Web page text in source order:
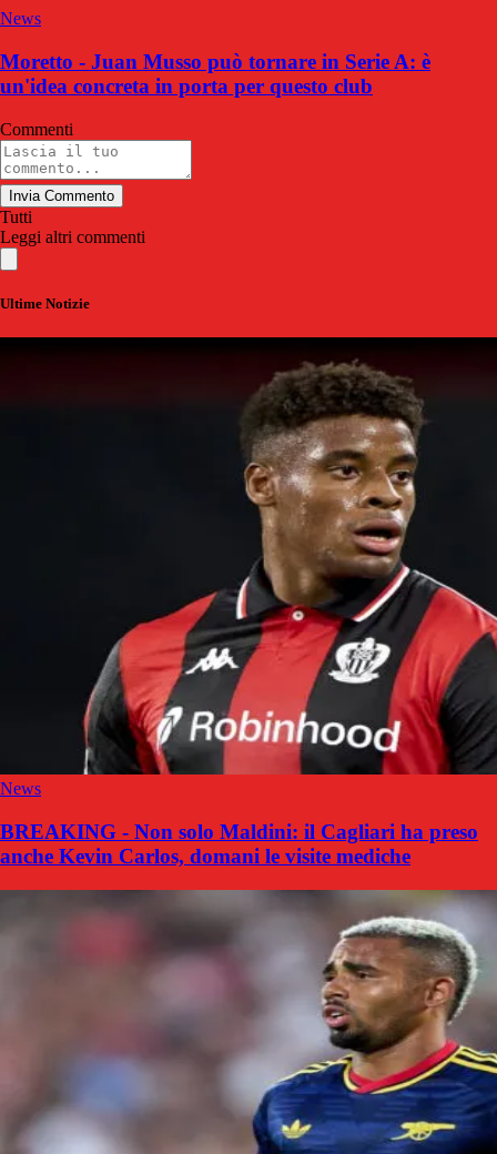
News
Moretto - Juan Musso può tornare in Serie A: è
un'idea concreta in porta per questo club
Commenti
Invia Commento
Tutti
Leggi altri commenti
Ultime Notizie
News
BREAKING - Non solo Maldini: il Cagliari ha preso
anche Kevin Carlos, domani le visite mediche